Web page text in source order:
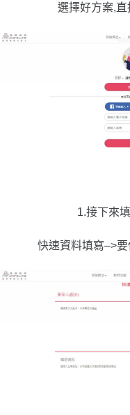
選擇好方案,直
1.接下來
快速資料填寫–>